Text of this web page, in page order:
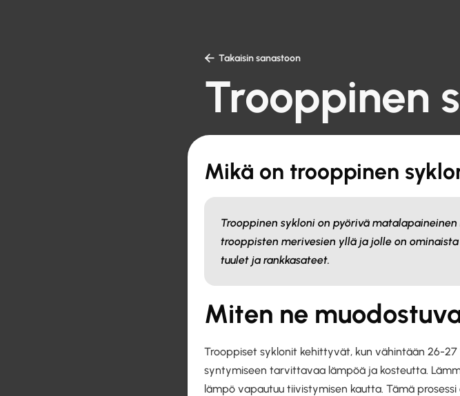
 Takaisin sanastoon
Trooppinen
Mikä on trooppinen
Trooppinen sykloni on pyörivä
trooppisten merivesien yllä ja jolle on
tuulet ja rankkasateet.
Miten ne
Trooppiset syklonit kehittyvät, kun vähintään 26-
syntymiseen tarvittavaa lämpöä ja kosteutta.
lämpö vapautuu tiivistymisen kautta. Tämä